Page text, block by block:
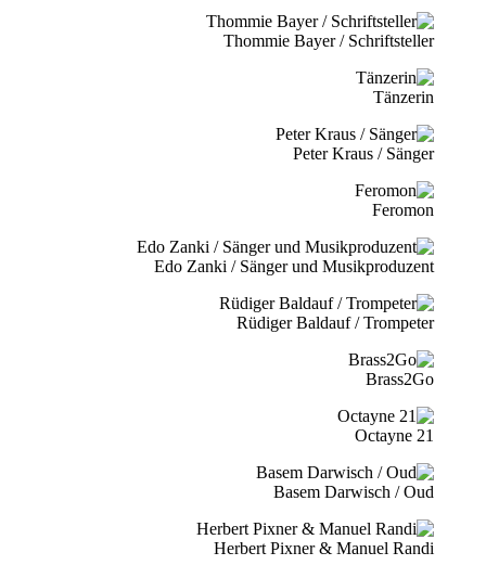
Thommie Bayer / Schriftsteller
Tänzerin
Peter Kraus / Sänger
Feromon
Edo Zanki / Sänger und Musikproduzent
Rüdiger Baldauf / Trompeter
Brass2Go
21 Octayne
Basem Darwisch / Oud
Herbert Pixner & Manuel Randi